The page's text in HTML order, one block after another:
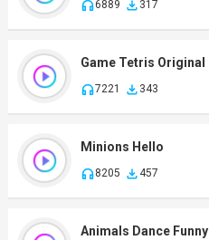
6889 317
Game Tetris Original
7221 343
Minions Hello
8205 457
Animals Dance Funny